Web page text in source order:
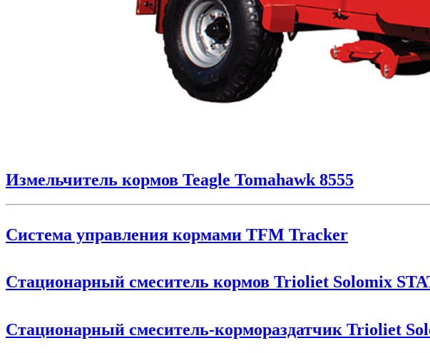
Измельчитель кормов Teagle Tomahawk 8555
Система управления кормами TFM Tracker
Стационарный смеситель кормов Trioliet Solomix
Стационарный смеситель-кормораздатчик Trioliet